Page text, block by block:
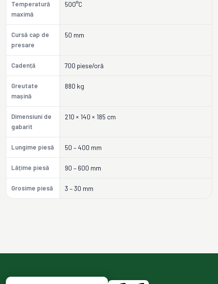
Temperatură
maximă
500°C
Cursă cap de
presare
50 mm
Cadență 700 piese/oră
Greutate
mașină
880 kg
Dimensiuni de
gabarit
210 × 140 × 185 cm
Lungime piesă 50 – 400 mm
Lățime piesă 90 – 600 mm
Grosime piesă 3 – 30 mm